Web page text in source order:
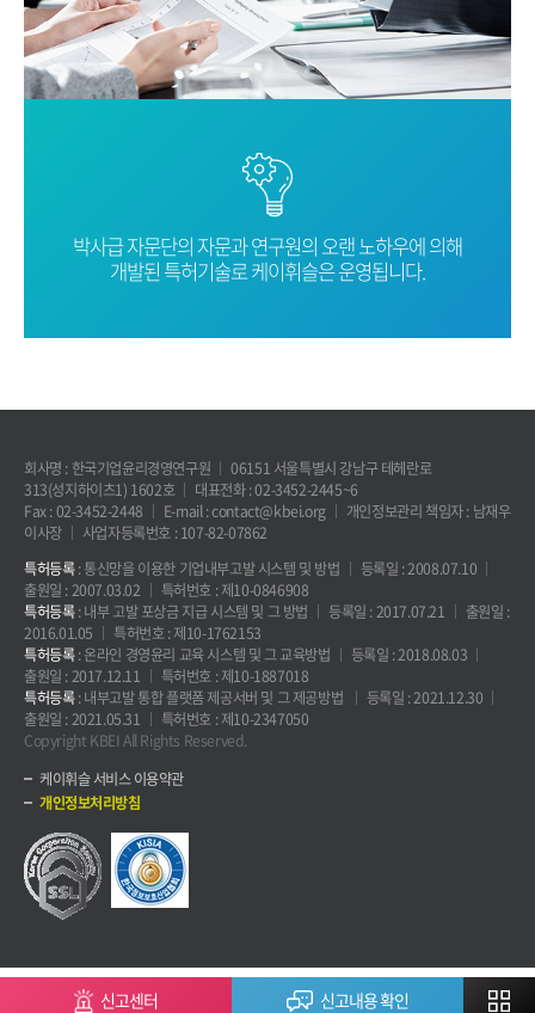
박사급 자문단의 자문과 연구원의 오랜노하우에 의해
개발된 특허기술로케이휘슬은 운영됩니다.
신고센터 신고내용 확인
회사명 : 한국기업윤리경영연구원
06151 서울특별시 강남구 테헤란로
313(성지하이츠1) 1602호
대표전화 : 02-3452-2445~6
Fax : 02-3452-2448
E-mail : contact@kbei.org
개인정보관리 책임자 : 남재우
이사장
사업자등록번호 : 107-82-07862
특허등록: 통신망을 이용한 기업내부고발 시스템 및 방법
등록일 : 2008.07.10
출원일 : 2007.03.02
특허번호 : 제10-0846908
특허등록: 내부 고발 포상금 지급 시스템 및 그 방법 등록일 : 2017.07.21
출원일 :
2016.01.05
특허번호 : 제10-1762153
특허등록: 온라인 경영윤리 교육 시스템 및 그 교육방법
등록일 : 2018.08.03
출원일 : 2017.12.11
특허번호 : 제10-1887018
특허등록: 내부고발 통합 플랫폼 제공서버 및 그 제공방법
등록일 : 2021.12.30
출원일 : 2021.05.31
특허번호 : 제10-2347050
Copyright KBEI All Rights Reserved.
케이휘슬 서비스 이용약관
개인정보처리방침